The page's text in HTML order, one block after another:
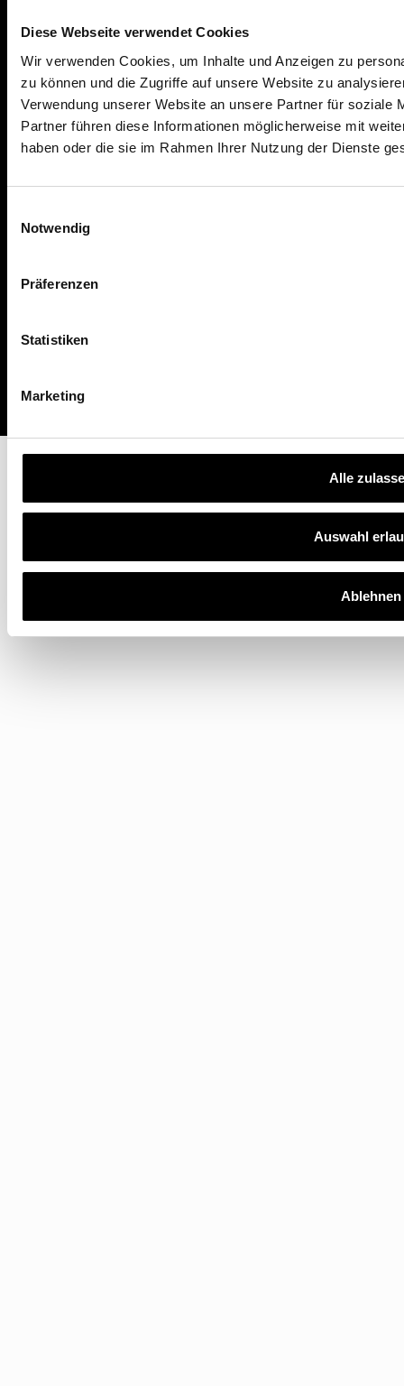
Diese Webseite verwendet Cookies
Wir verwenden Cookies, um Inhalte und Anzeigen zu
zu können und die Zugriffe auf unsere Website zu
Verwendung unserer Website an unsere Partner für soziale
Partner führen diese Informationen möglicherweise mit
haben oder die sie im Rahmen Ihrer Nutzung der Dienste
Notwendig
Präferenzen
Statistiken
Marketing
Alle
Auswahl
Ablehnen
AKTUELLES & WISSEN
Finanzwissen
Ratgeber
News
HILFE & KONTAKT
Kontakt
Partnerprogramm